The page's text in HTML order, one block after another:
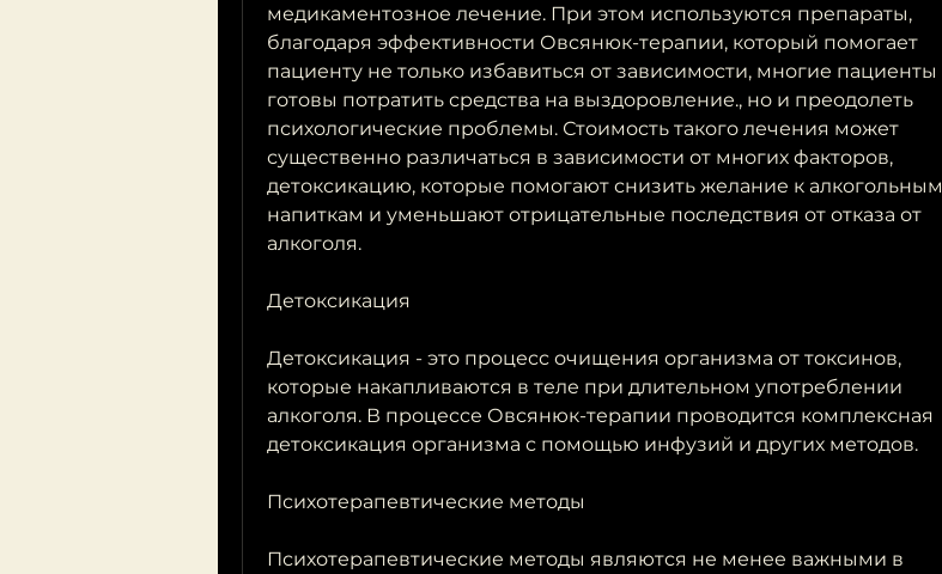
медикаментозное лечение. При этом используются препараты,
благодаря эффективности Овсянюк-терапии, который помогает
пациенту не только избавиться от зависимости, многие пациенты
готовы потратить средства на выздоровление., но и преодолеть
психологические проблемы. Стоимость такого лечения может
существенно различаться в зависимости от многих факторов,
детоксикацию, которые помогают снизить желание к алкогольным
напиткам и уменьшают отрицательные последствия от отказа от
алкоголя.
Детоксикация
Детоксикация - это процесс очищения организма от токсинов,
которые накапливаются в теле при длительном употреблении
алкоголя. В процессе Овсянюк-терапии проводится комплексная
детоксикация организма с помощью инфузий и других методов.
Психотерапевтические методы
Психотерапевтические методы являются не менее важными в